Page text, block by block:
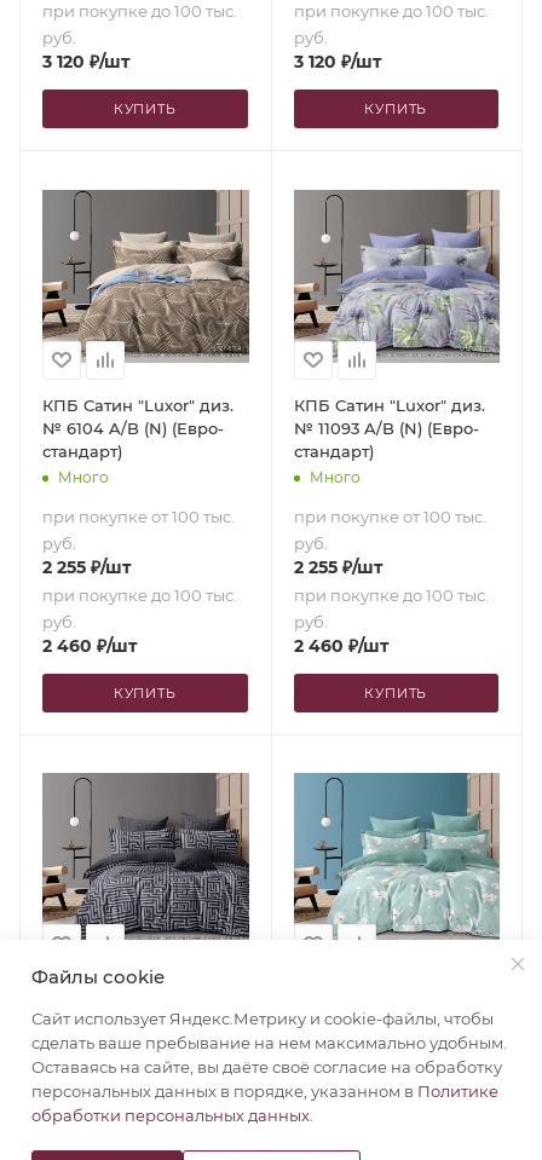
при покупке до 100 тыс.
руб.
3 120 ₽/шт
КУПИТЬ
при покупке до 100 тыс.
руб.
3 120 ₽/шт
КУПИТЬ
КПБ Сатин "Luxor" диз.
№ 6104 A/B (N) (Евро-
стандарт)
Много
при покупке от 100 тыс.
руб.
2 255 ₽/шт
при покупке до 100 тыс.
руб.
2 460 ₽/шт
КУПИТЬ
КПБ Сатин "Luxor" диз.
№ 11093 A/B (N) (Евро-
стандарт)
Много
при покупке от 100 тыс.
руб.
2 255₽/шт
при покупке до 100 тыс.
руб.
2 460 ₽/шт
КУПИТЬ
КПБ Сатин "Luxor" диз.
№ 376 A/B (N) (1,5-сп.)
Много
при покупке от 100 тыс.
руб.
1 749₽/шт
№ 2645 A/B (N) (2,0-сп. с
европростыней)
Много
при покупке от 100 тыс.
руб.
2 090₽/шт
Файлы cookie
Сайт использует Яндекс.Метрику и cookie-файлы, чтобы
сделать ваше пребывание на нем максимально удобным.
Оставаясь на сайте, вы даёте своё согласие на обработку
персональных данных в порядке, указанном в Политике
обработки персональных данных